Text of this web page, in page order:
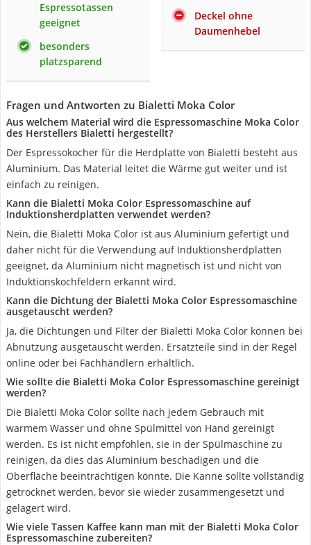
Espressotassen
geeignet
besonders
platzsparend
Deckel ohne
Daumenhebel
Fragen und Antworten zu Bialetti Moka Color
Aus welchem Material wird die Espressomaschine Moka Color
des Herstellers Bialetti hergestellt?
Der Espressokocher für die Herdplatte von Bialetti besteht aus
Aluminium. Das Material leitet die Wärme gut weiter und ist
einfach zu reinigen.
Kann die Bialetti Moka Color Espressomaschine auf
Induktionsherdplatten verwendet werden?
Nein, die Bialetti Moka Color ist aus Aluminium gefertigt und
daher nicht für die Verwendung auf Induktionsherdplatten
geeignet, da Aluminium nicht magnetisch ist und nicht von
Induktionskochfeldern erkannt wird.
Kann die Dichtung der Bialetti Moka Color Espressomaschine
ausgetauscht werden?
Ja, die Dichtungen und Filter der Bialetti Moka Color können bei
Abnutzung ausgetauscht werden. Ersatzteile sind in der Regel
online oder bei Fachhändlern erhältlich.
Wie sollte die Bialetti Moka Color Espressomaschine gereinigt
werden?
Die Bialetti Moka Color sollte nach jedem Gebrauch mit
warmem Wasser und ohne Spülmittel von Hand gereinigt
werden. Es ist nicht empfohlen, sie in der Spülmaschine zu
reinigen, da dies das Aluminium beschädigen und die
Oberfläche beeinträchtigen könnte. Die Kanne sollte vollständig
getrocknet werden, bevor sie wieder zusammengesetzt und
gelagert wird.
Wie viele Tassen Kaffee kann man mit der Bialetti Moka Color
Espressomaschine zubereiten?